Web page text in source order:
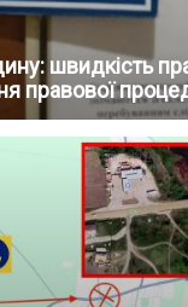
швидкість
правової